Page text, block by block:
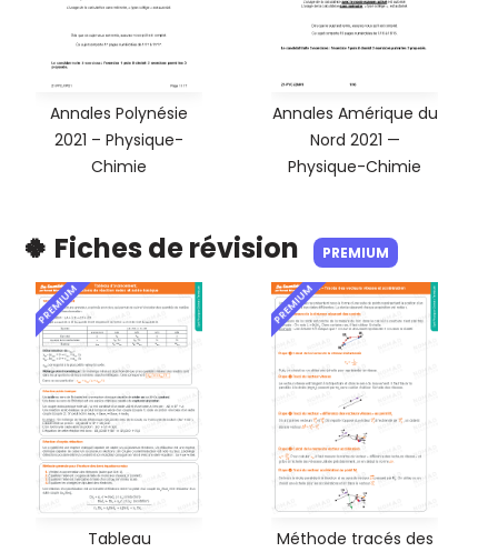
Annales Polynésie
2021 – Physique-
Chimie
Annales Amérique du
Nord 2021 —
Physique-Chimie
🍀 Fiches de révision PREMIUM
PREMIUM
Tableau
PREMIUM
Méthode tracés des